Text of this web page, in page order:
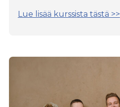
Lue lisää kurssista tästä >>